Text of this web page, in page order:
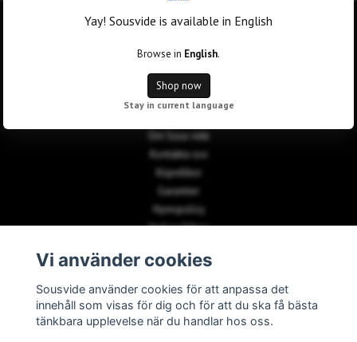
E-postadress:info@nltrading.se
KUNDTJÄNST
Om Sous vide
Kontakta oss
Köpvillkor
Garantier
Hyrespolicy
Vanliga frågor
Vi använder cookies
Sousvide använder cookies för att anpassa det
innehåll som visas för dig och för att du ska få bästa
tänkbara upplevelse när du handlar hos oss.
Yay! Sousvide is available in English
Browse in English.
Shop now
Stay in current language